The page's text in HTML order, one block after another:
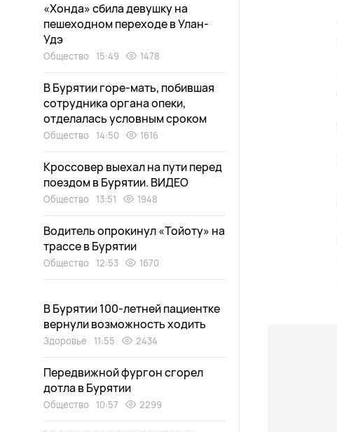
«Хонда» сбила девушку на
пешеходном переходе в Улан-
Удэ
Общество 15:49 1478
В Бурятии горе-мать, побившая
сотрудника органа опеки,
отделалась условным сроком
Общество 14:50 1616
Кроссовер выехал на пути перед
поездом в Бурятии. ВИДЕО
Общество 13:51 1948
Водитель опрокинул «Тойоту» на
трассе в Бурятии
Общество 12:53 1670
В Бурятии 100-летней пациентке
вернули возможность ходить
Здоровье 11:55 2434
Передвижной фургон сгорел
дотла в Бурятии
Общество 10:57 2299